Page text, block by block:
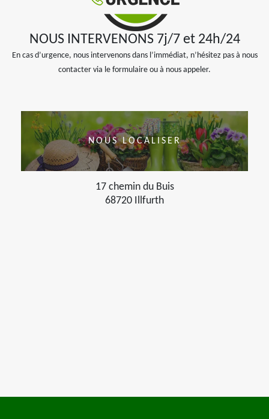
NOUS INTERVENONS 7j/7 et 24h/24
En cas d’urgence, nous intervenons dans l’immédiat, n’hésitez pas à nous
contacter via le formulaire ou à nous appeler.
NOUS LOCALISER
17 chemin du Buis
68720 Illfurth